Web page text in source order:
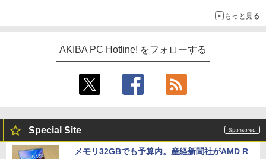
もっと見る
AKIBA PC Hotline! をフォローする
Special Site
メモリ32GBでも予算内。産経新聞社がAMD R